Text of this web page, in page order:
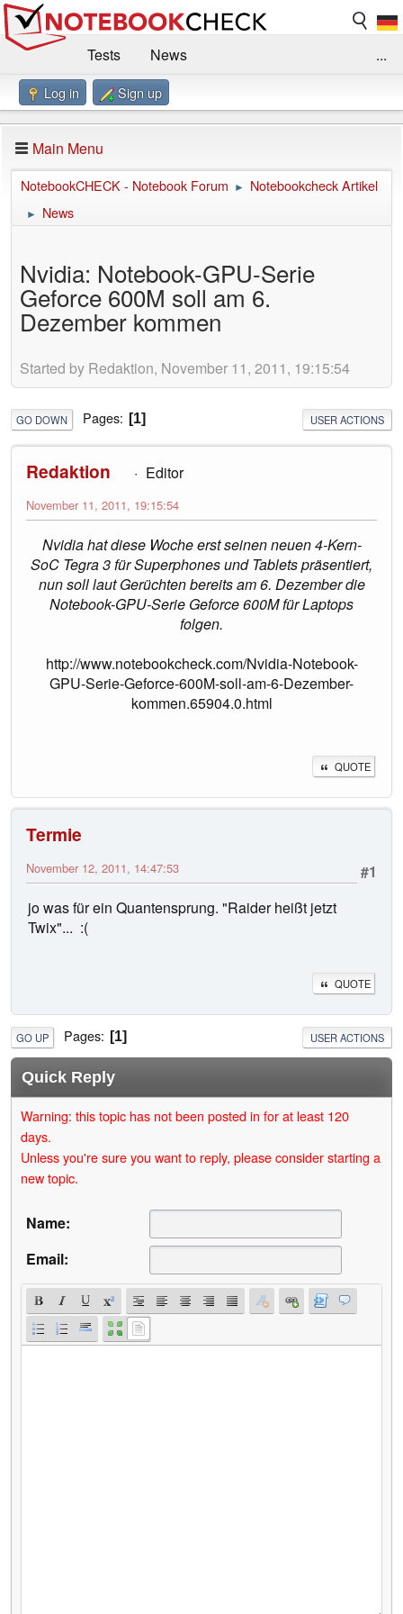
Tests
News
Benchmarks / Technik
Forum
Impressum
...
Log in Sign up
Main Menu
NotebookCHECK - Notebook Forum ► Notebookcheck Artikel
► News
Nvidia: Notebook-GPU-Serie
Geforce 600M soll am 6.
Dezember kommen
Started by Redaktion, November 11, 2011, 19:15:54
GO DOWN Pages 1 USER ACTIONS
Redaktion Editor
November 11, 2011, 19:15:54
Nvidia hat diese Woche erst seinen neuen 4-Kern-
SoC Tegra 3 für Superphones und Tablets präsentiert,
nun soll laut Gerüchten bereits am 6. Dezember die
Notebook-GPU-Serie Geforce 600M für Laptops
folgen.
http://www.notebookcheck.com/Nvidia-Notebook-
GPU-Serie-Geforce-600M-soll-am-6-Dezember-
kommen.65904.0.html
QUOTE
Termie
#1
November 12, 2011, 14:47:53
jo was für ein Quantensprung. "Raider heißt jetzt
Twix"... :(
QUOTE
GO UP Pages 1 USER ACTIONS
Quick Reply
Warning: this topic has not been posted in for at least 120
days.
Unless you're sure you want to reply, please consider starting a
new topic.
Name:
Email: